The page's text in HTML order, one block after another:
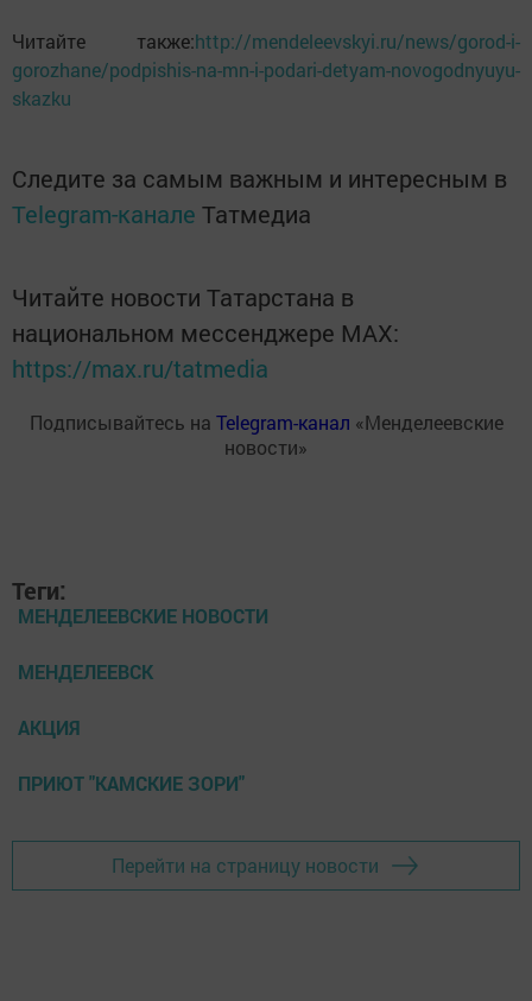
Читайте также:http://mendeleevskyi.ru/news/gorod-i-
gorozhane/podpishis-na-mn-i-podari-detyam-novogodnyuyu-
skazku
Следите за самым важным и интересным в
Telegram-канале Татмедиа
Читайте новости Татарстана в
национальном мессенджере MАХ:
https://max.ru/tatmedia
Подписывайтесь на Telegram-канал «Менделеевские
новости»
Теги:
МЕНДЕЛЕЕВСКИЕ НОВОСТИ
МЕНДЕЛЕЕВСК
АКЦИЯ
ПРИЮТ "КАМСКИЕ ЗОРИ"
Перейти на страницу новости